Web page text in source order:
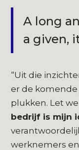
A long
a given,
“Uit die
er de
plukken. Let
bedrijf is mijn
werknemers